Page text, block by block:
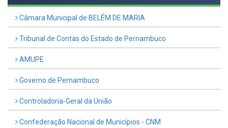
Câmara Municipal de BELÉM DE MARIA
Tribunal de Contas do Estado de Pernambuco
AMUPE
Governo de Pernambuco
Controladoria-Geral da União
Confederação Nacional de Municípios - CNM